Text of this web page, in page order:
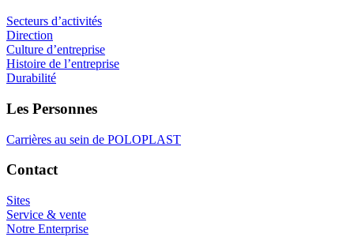
Secteurs d’activités
Direction
Culture d’entreprise
Histoire de l’entreprise
Durabilité
Les Personnes
Carrières au sein de POLOPLAST
Contact
Sites
Service & vente
Notre Enterprise